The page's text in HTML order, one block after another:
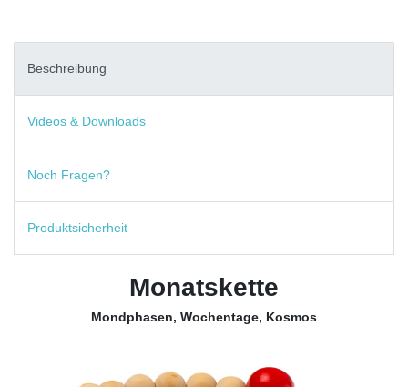
Beschreibung
Videos & Downloads
Noch Fragen?
Produktsicherheit
Monatskette
Mondphasen, Wochentage, Kosmos